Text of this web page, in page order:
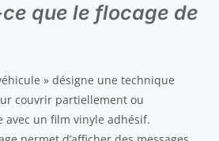
ce que le flocage de
» désigne une technique
couvrir partiellement ou
un film vinyle adhésif.